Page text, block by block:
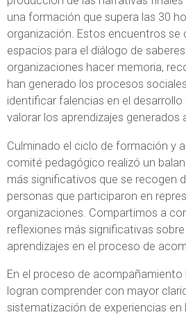
una formación que supera las 30
organización. Estos encuentros se
espacios para el diálogo de
organizaciones hacer memoria,
han generado los procesos
identificar falencias en el
valorar los aprendizajes generados
Culminado el ciclo de formación y
comité pedagógico realizó un
más significativos que se recogen
personas que participaron en
organizaciones. Compartimos a
reflexiones más significativas
aprendizajes en el proceso de
En el proceso de acompañamiento
logran comprender con mayor
sistematización de experiencias